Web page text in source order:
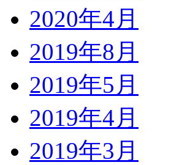
2020年4月
2019年8月
2019年5月
2019年4月
2019年3月